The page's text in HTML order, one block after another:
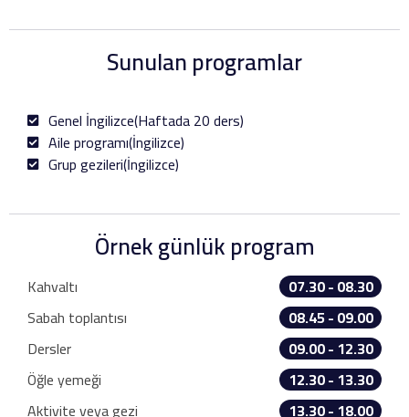
Sunulan programlar
Genel İngilizce(Haftada 20 ders)
Aile programı(İngilizce)
Grup gezileri(İngilizce)
Örnek günlük program
Kahvaltı
07.30 - 08.30
Sabah toplantısı
08.45 - 09.00
Dersler
09.00 - 12.30
Öğle yemeği
12.30 - 13.30
Aktivite veya gezi
13.30 - 18.00